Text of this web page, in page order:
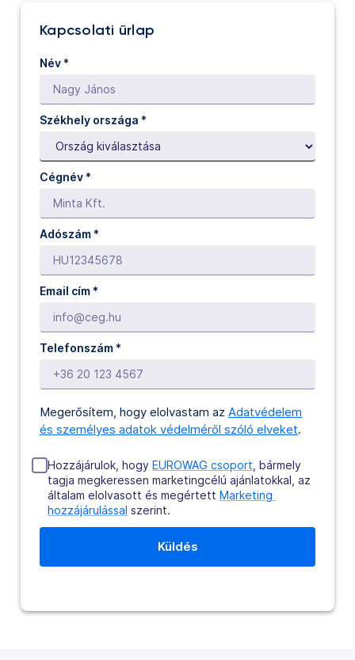
Kapcsolati űrlap
Név*
Székhely országa *
Cégnév*
Adószám *
Email cím*
Telefonszám*
Megerősítem, hogy elolvastam az Adatvédelem
és személyes adatok védelméről szóló elveket.
Hozzájárulok, hogy EUROWAG csoport , bármely
tagja megkeressen marketingcélú ajánlatokkal, az
általam elolvasott és megértett Marketing
hozzájárulással szerint.